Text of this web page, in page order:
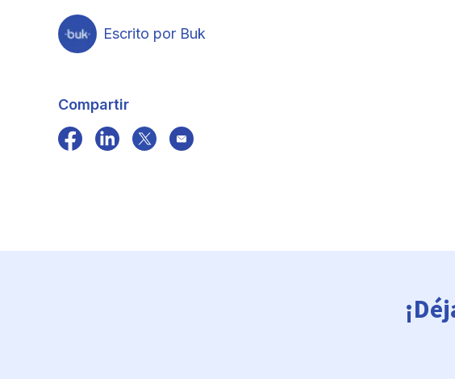
Escrito por Buk
Compartir